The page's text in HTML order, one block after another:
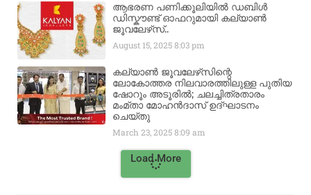
ആഭരണ പണിക്കൂലിയിൽ ഡബിൾ
ഡിസ്കൗണ്ട് ഓഫറുമായി കല്യാൺ
ജൂവലേഴ്‌സ്..
August 15, 20258:03 pm
കല്യാൺ ജൂവലേഴ്‌സിന്റെ
ലോകോത്തര നിലവാരത്തിലുള്ള പുതിയ
ഷോറൂം അടൂരിൽ; ചലച്ചിത്രതാരം
മംമ്താ മോഹൻദാസ് ഉദ്ഘാടനം
ചെയ്‌തു
March 23, 20258:09 am
Load More